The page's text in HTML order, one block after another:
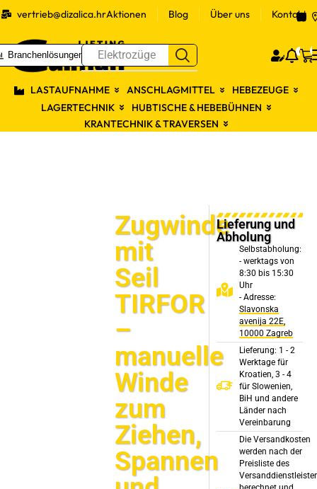
vertrieb@dizalica.hrAktionen Blog Über uns Kontakt
Branchenlösungen Elektrozüge 0
LASTAUFNAHME ANSCHLAGMITTEL
HEBEZEUGE
LAGERTECHNIK
HUBTISCHE & HEBEBÜHNEN
KRANTECHNIK & TRAVERSEN
Zugwinde
mit
Seil
TIRFOR
–
manuelle
Winde
zum
Ziehen,
Spannen
Lieferung und
Abholung
Selbstabholung:
- werktags von
8:30 bis 15:30
Uhr
- Adresse:
Slavonska
avenija 22E,
10000 Zagreb
Lieferung: 1 - 2
Werktage für
Kroatien, 3 - 4
für Slowenien,
BiH und andere
Länder nach
Vereinbarung
Die Versandkosten
werden nach der
Preisliste des